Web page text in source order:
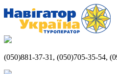
(050)881-37-31, (050)705-35-54,